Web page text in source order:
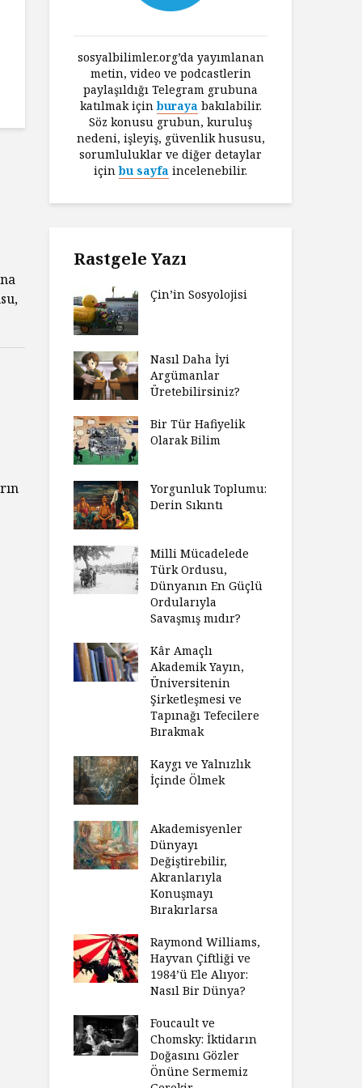
sosyalbilimler.org’da yayımlanan
metin, video ve podcastlerin
paylaşıldığı Telegram grubuna
katılmak içinburaya bakılabilir.
Söz konusu grubun, kuruluş
nedeni, işleyiş, güvenlik hususu,
sorumluluklar ve diğer detaylar
içinbu sayfa incelenebilir.
Rastgele Yazı
Çin’in Sosyolojisi
Nasıl Daha İyi
Argümanlar
Üretebilirsiniz?
Bir Tür Hafiyelik
Olarak Bilim
Yorgunluk Toplumu:
Derin Sıkıntı
Milli Mücadelede
Türk Ordusu,
Dünyanın En Güçlü
Ordularıyla
Savaşmış mıdır?
Kâr Amaçlı
Akademik Yayın,
Üniversitenin
Şirketleşmesi ve
Tapınağı Tefecilere
Bırakmak
Kaygı ve Yalnızlık
İçinde Ölmek
Akademisyenler
Dünyayı
Değiştirebilir,
Akranlarıyla
Konuşmayı
Bırakırlarsa
Raymond Williams,
Hayvan Çiftliği ve
1984’ü Ele Alıyor:
Nasıl Bir Dünya?
Foucault ve
Chomsky: İktidarın
Doğasını Gözler
Önüne Sermemiz